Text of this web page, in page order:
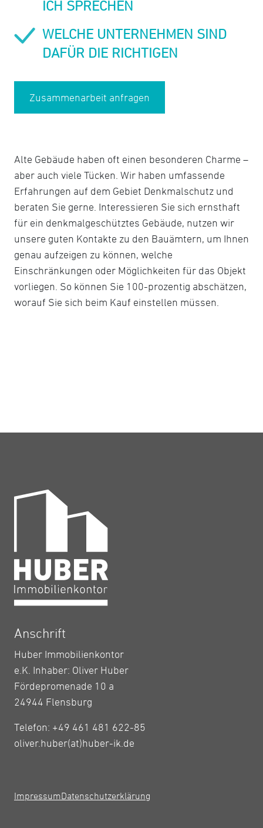
ICH SPRECHEN
WELCHE UNTERNEHMEN SIND
DAFÜR DIE RICHTIGEN
Zusammenarbeit anfragen
Alte Gebäude haben oft einen besonderen Charme –
aber auch viele Tücken. Wir haben umfassende
Erfahrungen auf dem Gebiet Denkmalschutz und
beraten Sie gerne. Interessieren Sie sich ernsthaft
für ein denkmalgeschütztes Gebäude, nutzen wir
unsere guten Kontakte zu den Bauämtern, um Ihnen
genau aufzeigen zu können, welche
Einschränkungen oder Möglichkeiten für das Objekt
vorliegen. So können Sie 100-prozentig abschätzen,
worauf Sie sich beim Kauf einstellen müssen.
Anschrift
Huber Immobilienkontor
e.K. Inhaber: Oliver Huber
Fördepromenade 10 a
24944 Flensburg
Telefon: +49 461 481 622-85
oliver.huber(at)huber-ik.de
ImpressumDatenschutzerklärung